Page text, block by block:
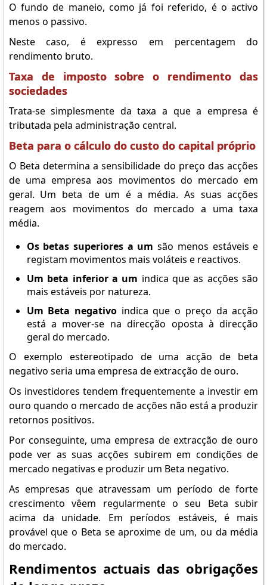
O fundo de maneio, como já foi referido, é o activo
menos o passivo.
Neste caso, é expresso em percentagem do
rendimento bruto.
Taxa de imposto sobre o rendimento das
sociedades
Trata-se simplesmente da taxa a que a empresa é
tributada pela administração central.
Beta para o cálculo do custo do capital próprio
O Beta determina a sensibilidade do preço das acções
de uma empresa aos movimentos do mercado em
geral. Um beta de um é a média. As suas acções
reagem aos movimentos do mercado a uma taxa
média.
Os betas superiores a um são menos estáveis e
registam movimentos mais voláteis e reactivos.
Um beta inferior a um indica que as acções são
mais estáveis por natureza.
Um Beta negativo indica que o preço da acção
está a mover-se na direcção oposta à direcção
geral do mercado.
O exemplo estereotipado de uma acção de beta
negativo seria uma empresa de extracção de ouro.
Os investidores tendem frequentemente a investir em
ouro quando o mercado de acções não está a produzir
retornos positivos.
Por conseguinte, uma empresa de extracção de ouro
pode ver as suas acções subirem em condições de
mercado negativas e produzir um Beta negativo.
As empresas que atravessam um período de forte
crescimento vêem regularmente o seu Beta subir
acima da unidade. Em períodos estáveis, é mais
provável que o Beta se aproxime de um, ou da média
do mercado.
Rendimentos actuais das obrigações